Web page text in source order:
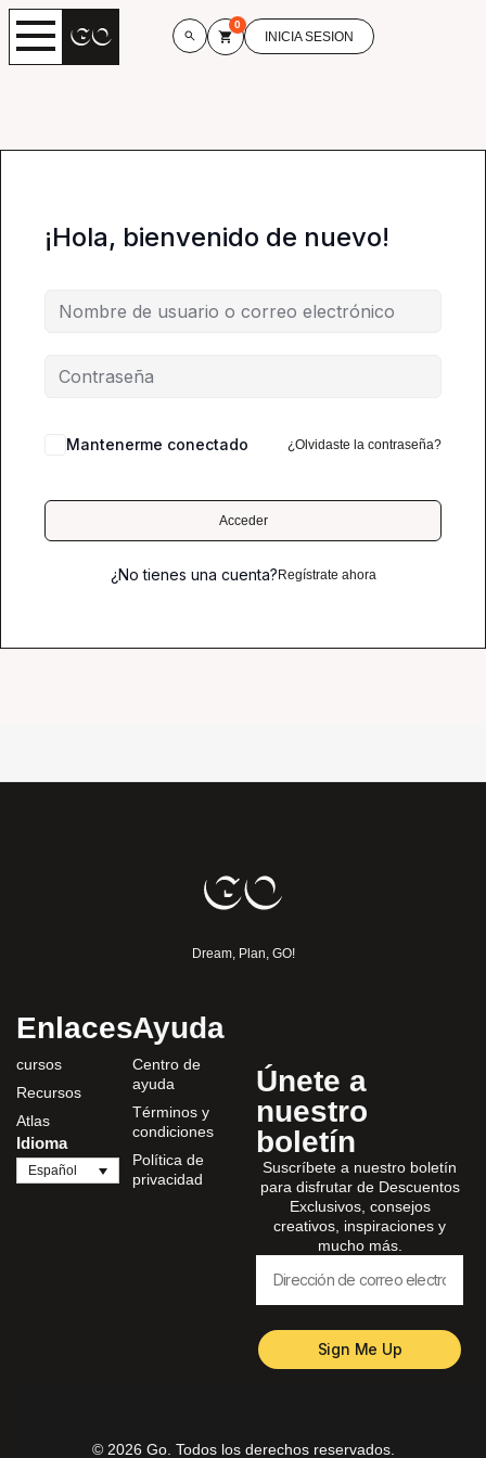
0
INICIA SESION
¡Hola, bienvenido de nuevo!
Mantenerme conectado ¿Olvidaste la contraseña?
Acceder
¿No tienes una cuenta? Regístrate ahora
Dream, Plan, GO!
Enlaces
cursos
Recursos
Atlas
Idioma
Español
Ayuda
Centro de
ayuda
Términos y
condiciones
Política de
privacidad
Únete a
nuestro
boletín
Suscríbete a nuestro boletín
para disfrutar de Descuentos
Exclusivos, consejos
creativos, inspiraciones y
mucho más.
Sign Me Up
© 2026 Go. Todos los derechos reservados.